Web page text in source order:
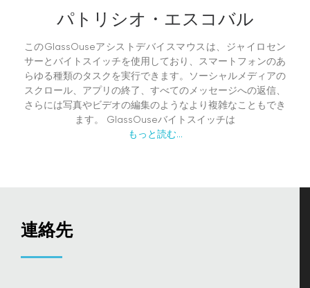
パトリシオ・エスコバル
このGlassOuseアシストデバイスマウスは、ジャイロセン
サーとバイトスイッチを使用しており、スマートフォンのあ
らゆる種類のタスクを実行できます。ソーシャルメディアの
スクロール、アプリの終了、すべてのメッセージへの返信、
さらには写真やビデオの編集のようなより複雑なこともでき
ます。 GlassOuseバイトスイッチは
もっと読む...
連絡先